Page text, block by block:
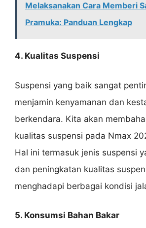
Melaksanakan Cara Memberi
Pramuka: Panduan Lengkap
4. Kualitas Suspensi
Suspensi yang baik sangat
menjamin kenyamanan dan
berkendara. Kita akan
kualitas suspensi pada Nmax
Hal ini termasuk jenis suspensi
dan peningkatan kualitas
menghadapi berbagai kondisi
5. Konsumsi Bahan Bakar